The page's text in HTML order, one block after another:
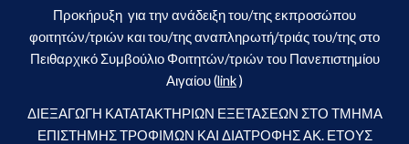
Προκήρυξη για την ανάδειξη του/της εκπροσώπου
φοιτητών/τριών και του/της αναπληρωτή/τριάς του/της στο
Πειθαρχικό Συμβούλιο Φοιτητών/τριών του Πανεπιστημίου
Αιγαίου (link)
ΔΙΕΞΑΓΩΓΗ ΚΑΤΑΤΑΚΤΗΡΙΩΝ ΕΞΕΤΑΣΕΩΝ ΣΤΟ ΤΜΗΜΑ
ΕΠΙΣΤΗΜΗΣ ΤΡΟΦΙΜΩΝ ΚΑΙ ΔΙΑΤΡΟΦΗΣ ΑΚ. ΕΤΟΥΣ